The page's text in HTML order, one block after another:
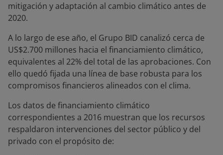
mitigación y adaptación al cambio climático antes de
2020.
A lo largo de ese año, el Grupo BID canalizó cerca de
US$2.700 millones hacia el financiamiento climático,
equivalentes al 22% del total de las aprobaciones. Con
ello quedó fijada una línea de base robusta para los
compromisos financieros alineados con el clima.
Los datos de financiamiento climático
correspondientes a 2016 muestran que los recursos
respaldaron intervenciones del sector público y del
privado con el propósito de: